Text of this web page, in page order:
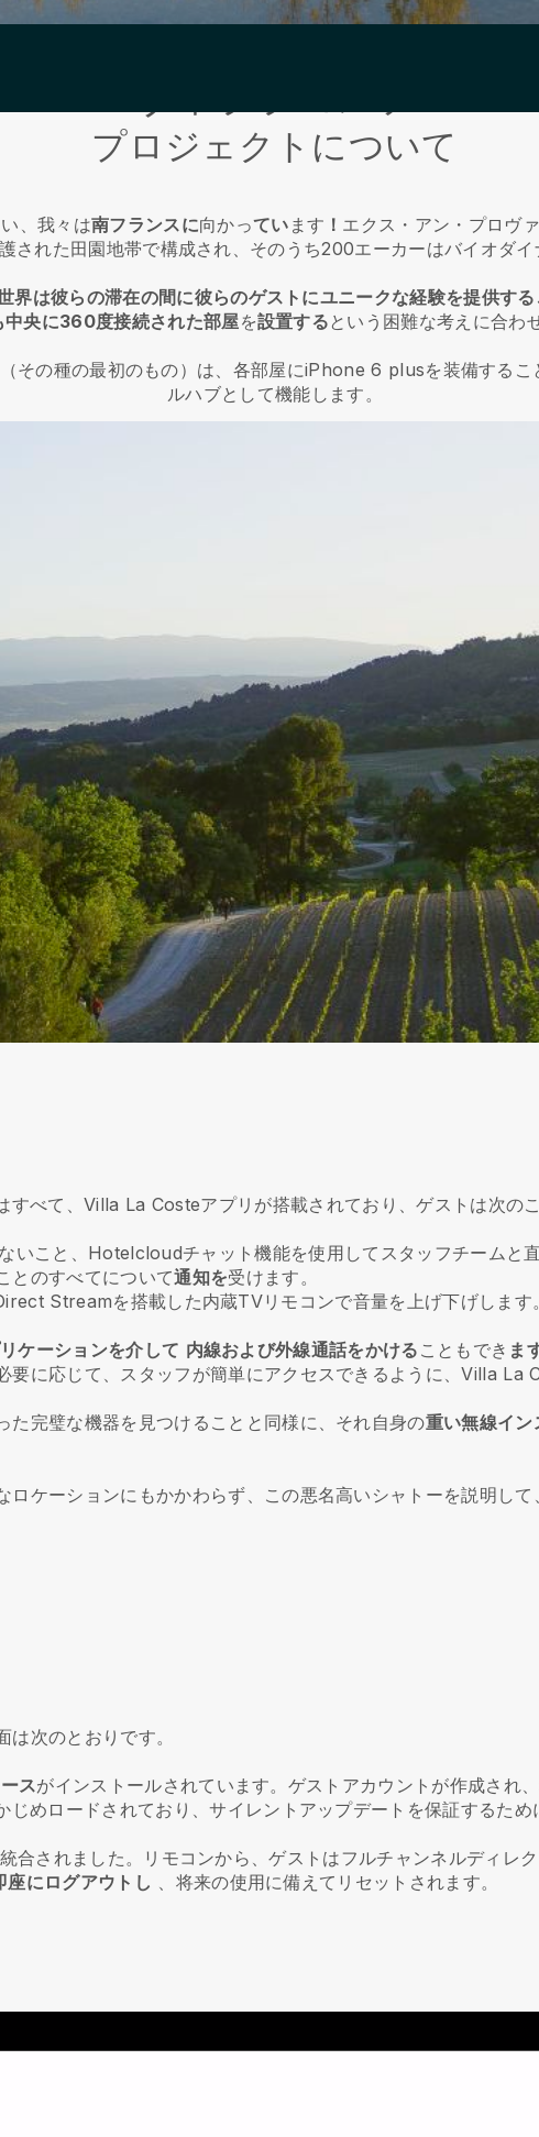
プロジェクトについて
、我々は南フランスに向かってい ます ！ エクス・アン・プロヴ
れた田園地帯で構成され、そのうち200エーカーはバイオダイ
界は彼らの滞在の間に彼らのゲストにユニークな経験を提供する
中央に360度接続された部屋を設置する という困難な考えに合わ
その種の最初のもの）は、各部屋にiPhone 6 plusを装備する
ルハブとして機能します。
すべて、Villa La Costeアプリが搭載されており、ゲストは次の
こと、Hotelcloudチャット機能を使用してスタッフチームと
とのすべてについて通知を受けます。
Streamを搭載した内蔵TVリモコンで音量を上げ下げします。
ーションを介して 内線および外線通話をかける こともでき ま
要に応じて、スタッフが簡単にアクセスできるように、Villa La
た完璧な機器を見つけることと同様に、それ自身の重い無線イ
ケーションにもかかわらず、この悪名高いシャトーを説明し
次のとおりです。
スがインストールされています。ゲストアカウントが作成され
じめロードされており、サイレントアップデートを保証するため
合されました。リモコンから、ゲストはフルチャンネルディレ
にログアウトし 、将来の使用に備えてリセットされます。